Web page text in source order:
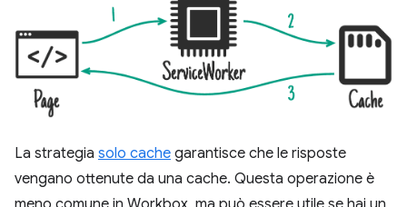
La strategia solo cache garantisce che le risposte
vengano ottenute da una cache. Questa operazione è